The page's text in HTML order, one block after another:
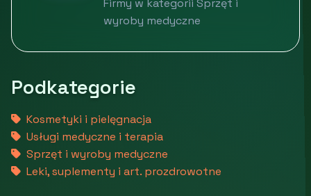
Firmy w kategorii Sprzęt i
wyroby medyczne
Podkategorie
Kosmetyki i pielęgnacja
Usługi medyczne i terapia
Sprzęt i wyroby medyczne
Leki, suplementy i art. prozdrowotne